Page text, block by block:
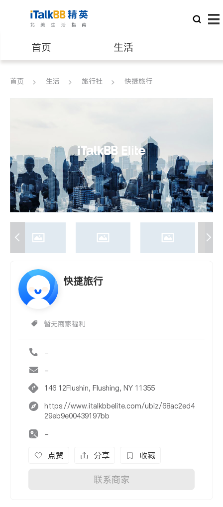
首页 生活
医生 律师
养老 非盈利组织
首页 生活 旅行社 快捷旅行
快捷旅行
暂无商家福利
-
-
146 12Flushin, Flushing, NY 11355
https://www.italkbbelite.com/ubiz/68ac2ed4
29eb9e00439197bb
-
点赞 分享 收藏
联系商家